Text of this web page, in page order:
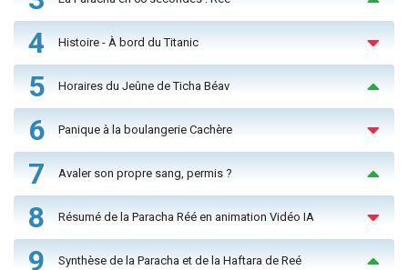
4 Histoire - À bord du Titanic
5 Horaires du Jeûne de Ticha Béav
6 Panique à la boulangerie Cachère
7 Avaler son propre sang, permis ?
8 Résumé de la Paracha Réé en animation Vidéo IA
9 Synthèse de la Paracha et de la Haftara de Reé